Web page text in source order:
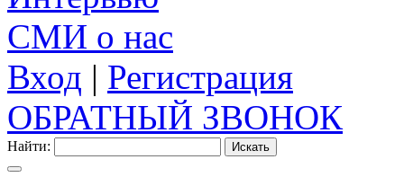
СМИ о нас
Вход | Регистрация
ОБРАТНЫЙ ЗВОНОК
Найти: